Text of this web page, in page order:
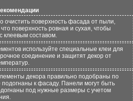
поверхность фасада от пыли,
поверхность ровная и сухая, чтобы
клеевым составом.
используйте специальные клеи для
соединение и защитят декор от
декора правильно подобраны по
к фасаду. Панели могут быть
под нужные размеры с учетом